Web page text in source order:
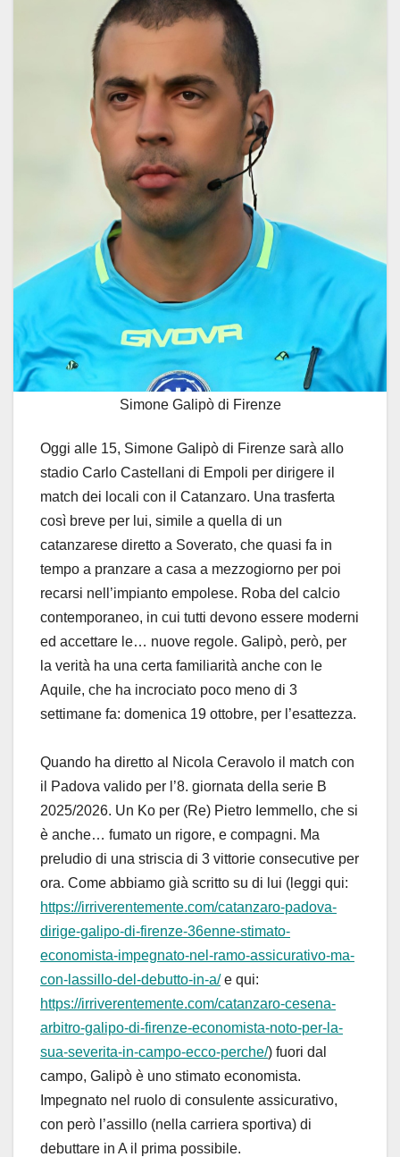
Simone Galipò di Firenze
Oggi alle 15, Simone Galipò di Firenze sarà allo
stadio Carlo Castellani di Empoli per dirigere il
match dei locali con il Catanzaro. Una trasferta
così breve per lui, simile a quella di un
catanzarese diretto a Soverato, che quasi fa in
tempo a pranzare a casa a mezzogiorno per poi
recarsi nell’impianto empolese. Roba del calcio
contemporaneo, in cui tutti devono essere moderni
ed accettare le… nuove regole. Galipò, però, per
la verità ha una certa familiarità anche con le
Aquile, che ha incrociato poco meno di 3
settimane fa: domenica 19 ottobre, per l’esattezza.
Quando ha diretto al Nicola Ceravolo il match con
il Padova valido per l’8. giornata della serie B
2025/2026. Un Ko per (Re) Pietro Iemmello, che si
è anche… fumato un rigore, e compagni. Ma
preludio di una striscia di 3 vittorie consecutive per
ora. Come abbiamo già scritto su di lui (leggi qui:
https://irriverentemente.com/catanzaro-padova-
dirige-galipo-di-firenze-36enne-stimato-
economista-impegnato-nel-ramo-assicurativo-ma-
con-lassillo-del-debutto-in-a/e qui:
https://irriverentemente.com/catanzaro-cesena-
arbitro-galipo-di-firenze-economista-noto-per-la-
sua-severita-in-campo-ecco-perche/) fuori dal
campo, Galipò è uno stimato economista.
Impegnato nel ruolo di consulente assicurativo,
con però l’assillo (nella carriera sportiva) di
debuttare in A il prima possibile.